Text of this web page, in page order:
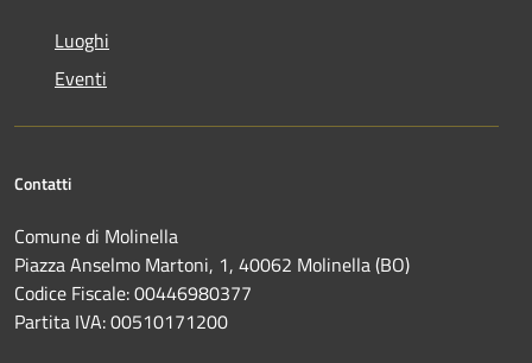
Luoghi
Eventi
Contatti
Comune di Molinella
Piazza Anselmo Martoni, 1, 40062 Molinella (BO)
Codice Fiscale: 00446980377
Partita IVA: 00510171200